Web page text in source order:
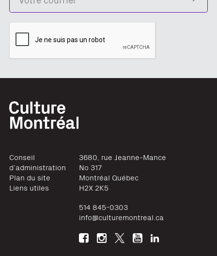
Conseil
d’administration
Plan du site
Liens utiles
3680, rue Jeanne-Mance
No 317
Montréal Québec
H2X 2K5
514 845-0303
info@culturemontreal.ca